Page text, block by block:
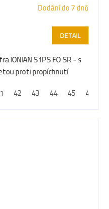
Dodání do 7 dnů
DETAIL
IONIAN S1PS FO SR - s
proti propíchnutí
42 43 44 45 46